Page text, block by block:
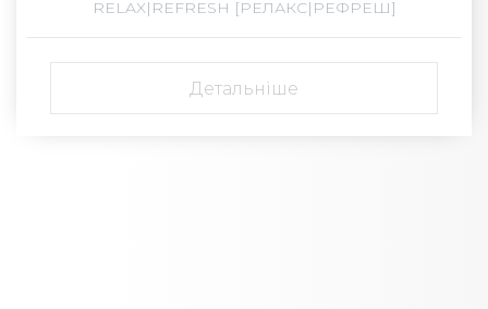
RELAX|REFRESH [РЕЛАКС|РЕФРЕШ]
Детальніше